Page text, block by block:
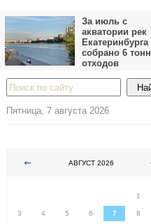
За июль с
акватории рек
Екатеринбурга
собрано 6 тонн
отходов
Пятница, 7 августа 2026
АВГУСТ 2026
1
3 4 5 6 7 8